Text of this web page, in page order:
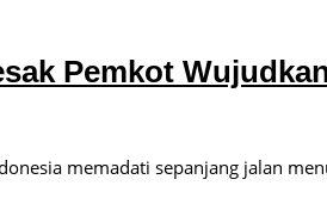
Pemkot
memadati sepanjang jalan